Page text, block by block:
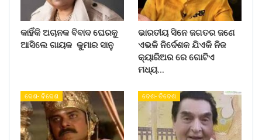
କାହିଁକି ଅଚାନକ ବିବାଦ ଘେରକୁ
ଆସିଲେ ଗାୟକ କୁମାର ସାନୁ
ଭାରତୀୟ ସିନେ ଜଗତର ଜଣେ
ଏଭଳି ନିର୍ଦେଶକ ଯିଏକି ନିଜ
କ୍ୟାରିଅର ରେ ଗୋଟିଏ
ମଧ୍ୟ…
ଦେଶ- ବିଦେଶ ଦେଶ- ବିଦେଶ